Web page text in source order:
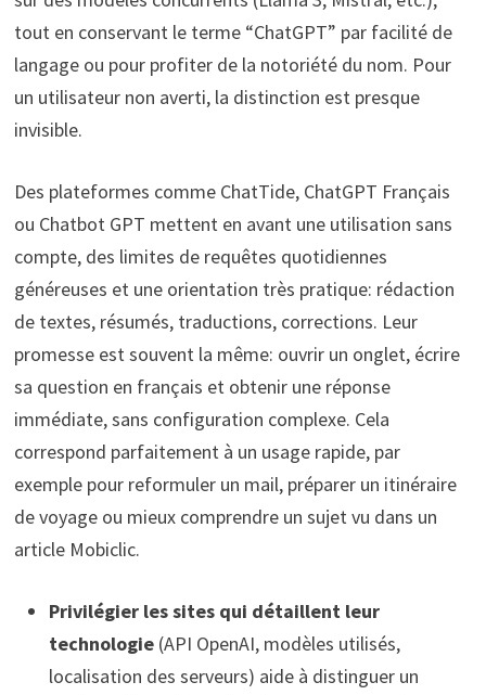
tout en conservant le terme “ChatGPT” par facilité de
langage ou pour profiter de la notoriété du nom. Pour
un utilisateur non averti, la distinction est presque
invisible.
Des plateformes comme ChatTide, ChatGPT Français
ou Chatbot GPT mettent en avant une utilisation sans
compte, des limites de requêtes quotidiennes
généreuses et une orientation très pratique: rédaction
de textes, résumés, traductions, corrections. Leur
promesse est souvent la même: ouvrir un onglet, écrire
sa question en français et obtenir une réponse
immédiate, sans configuration complexe. Cela
correspond parfaitement à un usage rapide, par
exemple pour reformuler un mail, préparer un itinéraire
de voyage ou mieux comprendre un sujet vu dans un
article Mobiclic.
Privilégier les sites qui détaillent leur
technologie(API OpenAI, modèles utilisés,
localisation des serveurs) aide à distinguer un